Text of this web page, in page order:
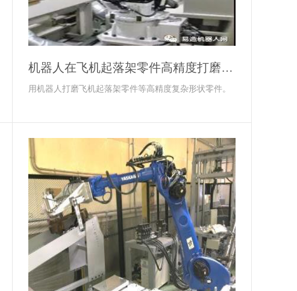
机器人在飞机起落架零件高精度打磨上的应用
用机器人打磨飞机起落架零件等高精度复杂形状零件。